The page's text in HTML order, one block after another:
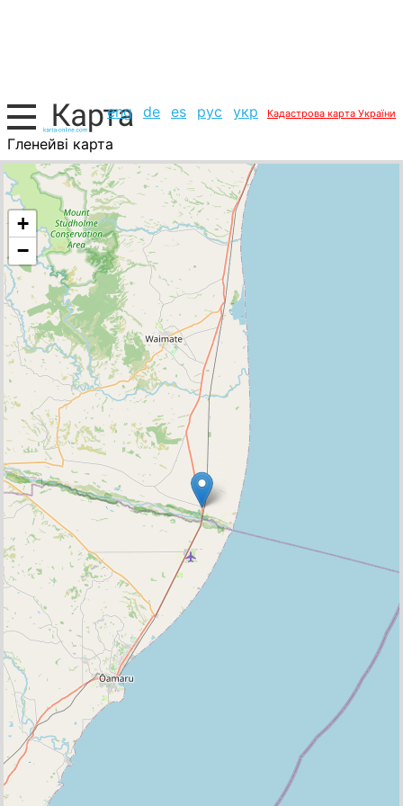
eng de es рус укр Кадастрова карта України
Гленейві карта
Нова Зеландія, список міст
+
−